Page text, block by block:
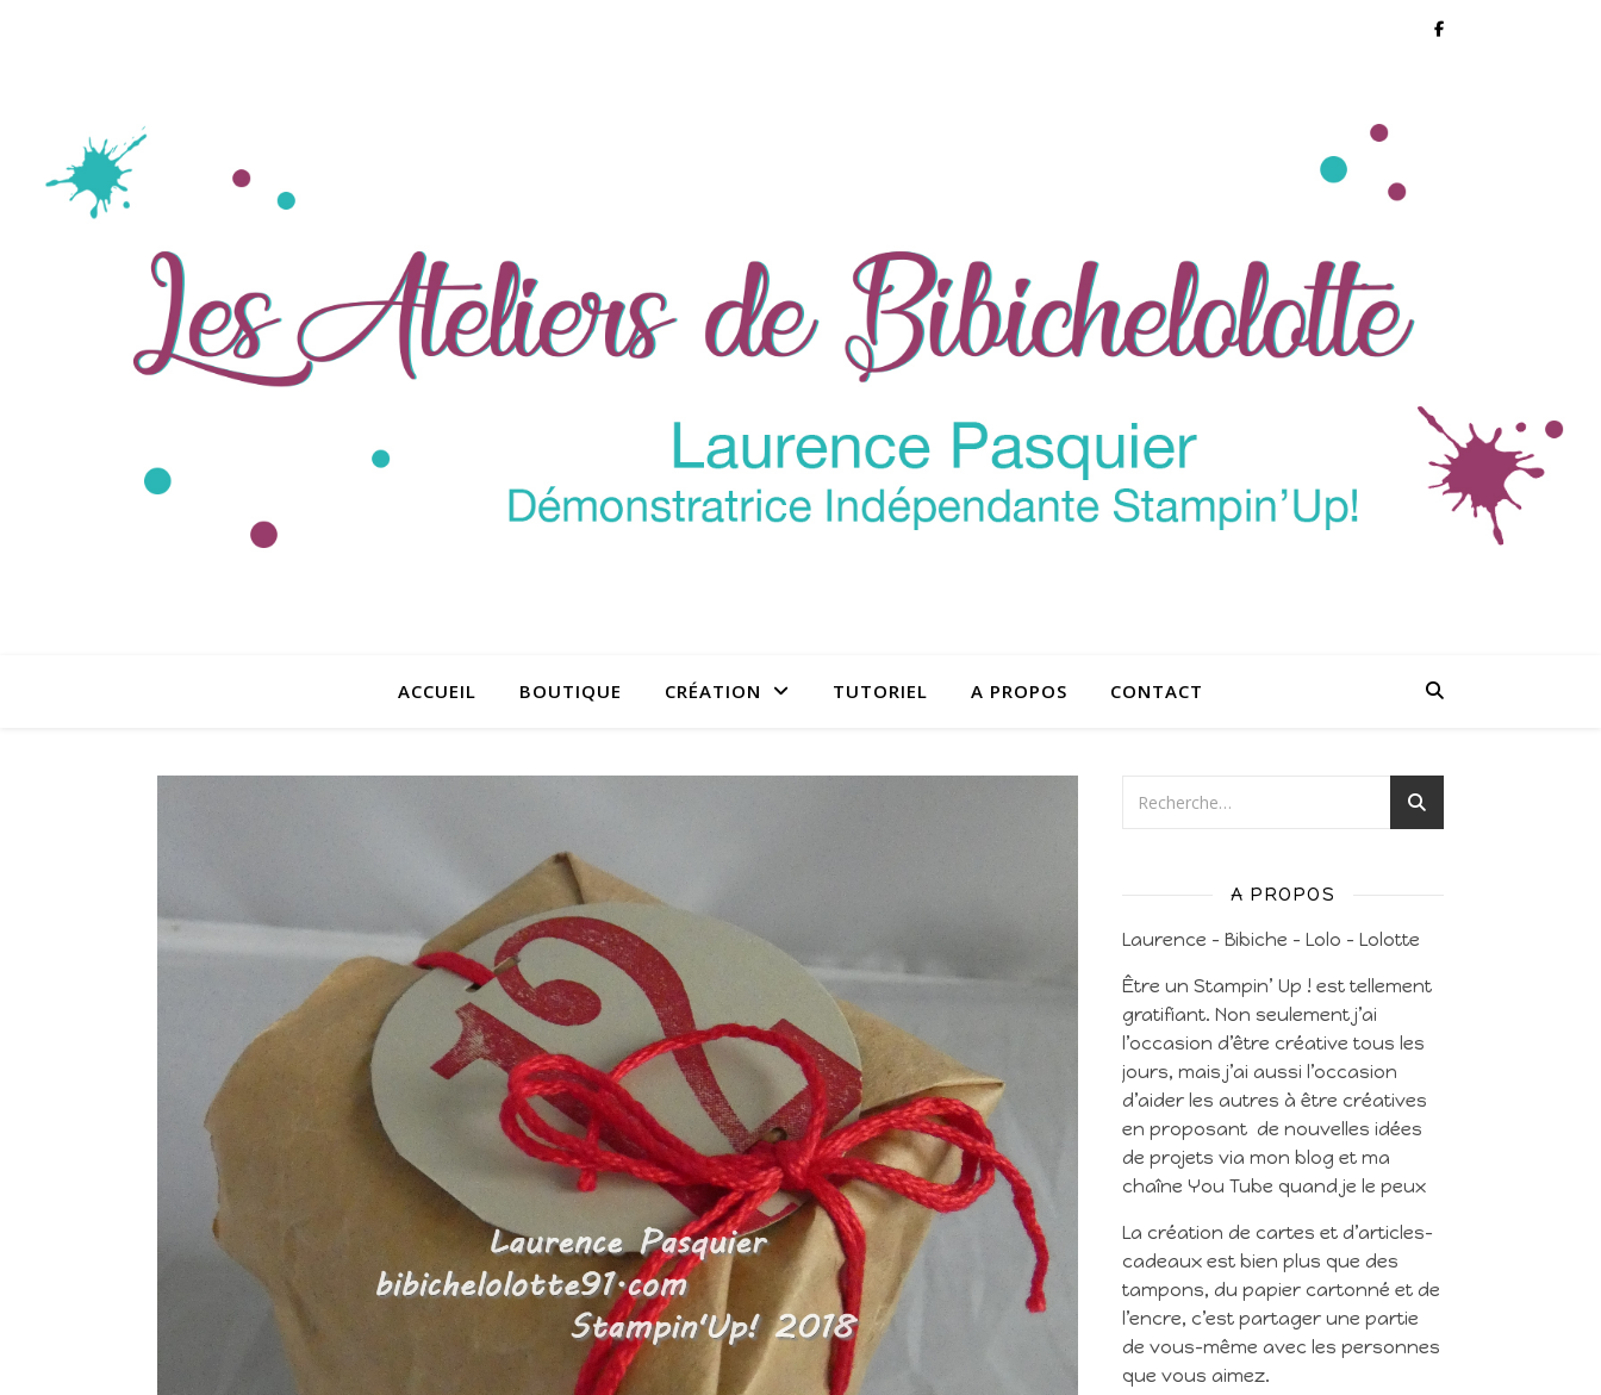
ACCUEIL BOUTIQUE CRÉATION TUTORIEL A PROPOS CONTACT
A PROPOS
Laurence – Bibiche – Lolo – Lolotte
Être un Stampin’ Up ! est tellement
gratifiant. Non seulement j’ai
l’occasion d’être créative tous les
jours, mais j’ai aussi l’occasion
d’aider les autres à être créatives
en proposant de nouvelles idées
de projets via mon blog et ma
chaîne You Tube quand je le peux
La création de cartes et d’articles-
cadeaux est bien plus que des
tampons, du papier cartonné et de
l’encre, c’est partager une partie
de vous-même avec les personnes
que vous aimez.